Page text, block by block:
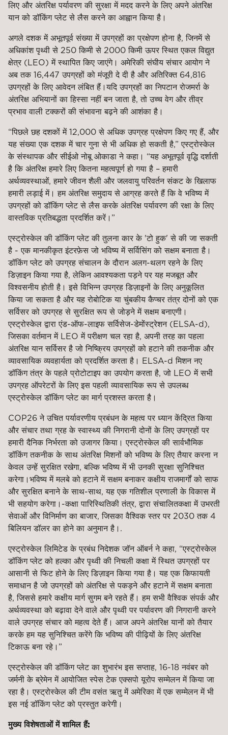
लिए और अंतरिक्ष पर्यावरण की सुरक्षा में मदद करने के लिए अपने अंतरिक्ष
यान को डॉकिंग प्लेट से लैस करने का आह्वान किया है।
अगले दशक में अभूतपूर्व संख्या में उपग्रहों का प्रक्षेपण होना है, जिनमें से
अधिकांश पृथ्वी से 250 किमी से 2000 किमी ऊपर स्थित एकल विद्युत
क्षेत्र (LEO) में स्थापित किए जाएंगे। अमेरिकी संघीय संचार आयोग ने
अब तक 16,447 उपग्रहों को मंजूरी दे दी है और अतिरिक्त 64,816
उपग्रहों के लिए आवेदन लंबित हैं।यदि उपग्रहों का निपटान रोजमर्रा के
अंतरिक्ष अभियानों का हिस्सा नहीं बन जाता है, तो उच्च वेग और तीव्र
प्रभाव वाली टक्करों की संभावना बढ़ने की आशंका है।
“पिछले छह दशकों में 12,000 से अधिक उपग्रह प्रक्षेपण किए गए हैं, और
यह संख्या एक दशक में चार गुना से भी अधिक हो सकती है,” एस्ट्रोस्केल
के संस्थापक और सीईओ नोबू ओकाडा ने कहा। “यह अभूतपूर्व वृद्धि दर्शाती
है कि अंतरिक्ष हमारे लिए कितना महत्वपूर्ण हो गया है – हमारी
अर्थव्यवस्थाओं, हमारे जीवन शैली और जलवायु परिवर्तन संकट के खिलाफ
हमारी लड़ाई में। हम अंतरिक्ष समुदाय से आग्रह करते हैं कि वे भविष्य में
उपग्रहों को डॉकिंग प्लेट से लैस करके अंतरिक्ष पर्यावरण की रक्षा के लिए
वास्तविक प्रतिबद्धता प्रदर्शित करें।”
एस्ट्रोस्केल की डॉकिंग प्लेट की तुलना कार के 'टो हुक' से की जा सकती
है - एक मानकीकृत इंटरफ़ेस जो भविष्य में सर्विसिंग को सक्षम बनाता है।
डॉकिंग प्लेट को उपग्रह संचालन के दौरान अलग-थलग रहने के लिए
डिज़ाइन किया गया है, लेकिन आवश्यकता पड़ने पर यह मजबूत और
विश्वसनीय होती है। इसे विभिन्न उपग्रह डिज़ाइनों के लिए अनुकूलित
किया जा सकता है और यह रोबोटिक या चुंबकीय कैप्चर तंत्र दोनों को एक
सर्विसर को उपग्रह से सुरक्षित रूप से जोड़ने में सक्षम बनाएगी।
एस्ट्रोस्केल द्वारा एंड-ऑफ-लाइफ सर्विसेज-डेमोंस्ट्रेशन (ELSA-d),
जिसका वर्तमान में LEO में परीक्षण चल रहा है, अपनी तरह का पहला
अंतरिक्ष यान सर्विसर है जो निष्क्रिय उपग्रहों को हटाने की तकनीक और
व्यावसायिक व्यवहार्यता को प्रदर्शित करता है। ELSA-d मिशन नए
डॉकिंग तंत्र के पहले प्रोटोटाइप का उपयोग करता है, जो LEO में सभी
उपग्रह ऑपरेटरों के लिए इस पहली व्यावसायिक रूप से उपलब्ध
एस्ट्रोस्केल डॉकिंग प्लेट का मार्ग प्रशस्त करता है।
COP26 ने उचित पर्यावरणीय प्रबंधन के महत्व पर ध्यान केंद्रित किया
और संचार तथा ग्रह के स्वास्थ्य की निगरानी दोनों के लिए उपग्रहों पर
हमारी दैनिक निर्भरता को उजागर किया। एस्ट्रोस्केल की सार्वभौमिक
डॉकिंग तकनीक के साथ अंतरिक्ष मिशनों को भविष्य के लिए तैयार करना न
केवल उन्हें सुरक्षित रखेगा, बल्कि भविष्य में भी उनकी सुरक्षा सुनिश्चित
करेगा। भविष्य में मलबे को हटाने में सक्षम बनाकर कक्षीय राजमार्गों को साफ
और सुरक्षित बनाने के साथ-साथ, यह एक गतिशील प्रणाली के विकास में
भी सहयोग करेगा। -कक्षा पारिस्थितिकी तंत्र, द्वारा संचालितकक्षा में उभरती
सेवाओं और विनिर्माण का बाजार, जिसका वैश्विक स्तर पर 2030 तक 4
बिलियन डॉलर का होने का अनुमान है। .
एस्ट्रोस्केल लिमिटेड के प्रबंध निदेशक जॉन ऑबर्न ने कहा, “एस्ट्रोस्केल
डॉकिंग प्लेट को हल्का और पृथ्वी की निचली कक्षा में स्थित उपग्रहों पर
आसानी से फिट होने के लिए डिज़ाइन किया गया है। यह एक किफायती
समाधान है जो उपग्रहों को अंतरिक्ष से पकड़ने और हटाने में सक्षम बनाता
है, जिससे हमारे कक्षीय मार्ग सुगम बने रहते हैं। हम सभी वैश्विक संपर्क और
अर्थव्यवस्था को बढ़ावा देने वाले और पृथ्वी पर पर्यावरण की निगरानी करने
वाले उपग्रह संचार को महत्व देते हैं। आज अपने अंतरिक्ष यानों को तैयार
करके हम यह सुनिश्चित करेंगे कि भविष्य की पीढ़ियों के लिए अंतरिक्ष
टिकाऊ बना रहे।”
एस्ट्रोस्केल की डॉकिंग प्लेट का शुभारंभ इस सप्ताह, 16-18 नवंबर को
जर्मनी के ब्रेमेन में आयोजित स्पेस टेक एक्सपो यूरोप सम्मेलन में किया जा
रहा है। एस्ट्रोस्केल की टीम वसंत ऋतु में अमेरिका में एक सम्मेलन में भी
इस नई डॉकिंग प्लेट को प्रस्तुत करेगी।
मुख्य विशेषताओं में शामिल हैं: